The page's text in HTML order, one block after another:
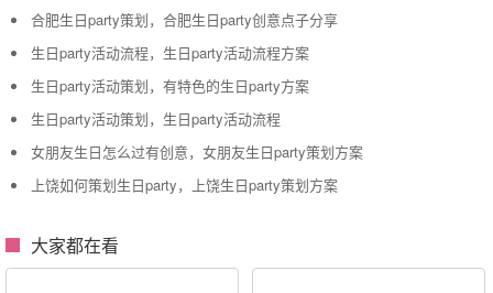
合肥生日party策划，合肥生日party创意点子分享
生日party活动流程，生日party活动流程方案
生日party活动策划，有特色的生日party方案
生日party活动策划，生日party活动流程
女朋友生日怎么过有创意，女朋友生日party策划方案
上饶如何策划生日party，上饶生日party策划方案
大家都在看